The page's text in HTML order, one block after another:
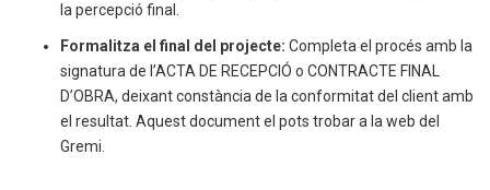
la percepció final.
Formalitza el final del projecte: Completa el procés amb la
signatura de l’ACTA DE RECEPCIÓ o CONTRACTE FINAL
D’OBRA, deixant constància de la conformitat del client amb
el resultat. Aquest document el pots trobar a la web del
Gremi.